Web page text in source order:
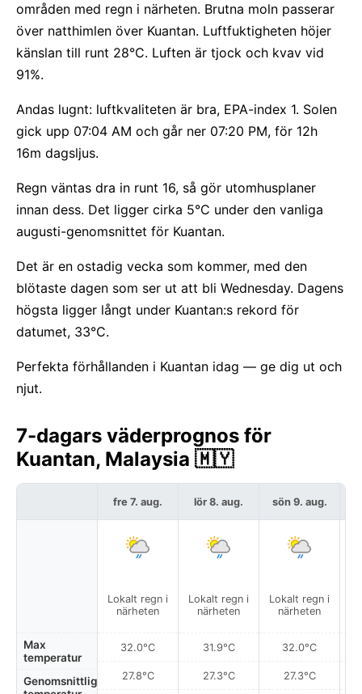
områden med regn i närheten. Brutna moln passerar
över natthimlen över Kuantan. Luftfuktigheten höjer
känslan till runt 28°C. Luften är tjock och kvav vid
91%.
Andas lugnt: luftkvaliteten är bra, EPA-index 1. Solen
gick upp 07:04 AM och går ner 07:20 PM, för 12h
16m dagsljus.
Regn väntas dra in runt 16, så gör utomhusplaner
innan dess. Det ligger cirka 5°C under den vanliga
augusti-genomsnittet för Kuantan.
Det är en ostadig vecka som kommer, med den
blötaste dagen som ser ut att bli Wednesday. Dagens
högsta ligger långt under Kuantan:s rekord för
datumet, 33°C.
Perfekta förhållanden i Kuantan idag — ge dig ut och
njut.
7-dagars väderprognos för
Kuantan, Malaysia 🇲🇾
Max
temperatur
Genomsnittlig
fre 7. aug.
Lokalt regn i
närheten
32.0°C
27.8°C
lör 8. aug.
Lokalt regn i
närheten
31.9°C
27.3°C
sön 9. aug.
Lokalt regn i
närheten
32.0°C
27.3°C